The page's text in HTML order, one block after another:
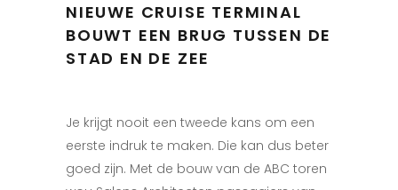
NIEUWE CRUISE TERMINAL
BOUWT EEN BRUG TUSSEN DE
STAD EN DE ZEE
Je krijgt nooit een tweede kans om een
eerste indruk te maken. Die kan dus beter
goed zijn. Met de bouw van de ABC toren